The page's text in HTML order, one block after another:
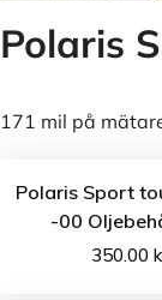
Polaris
171 mil på
Polaris Sport
-00
350.00